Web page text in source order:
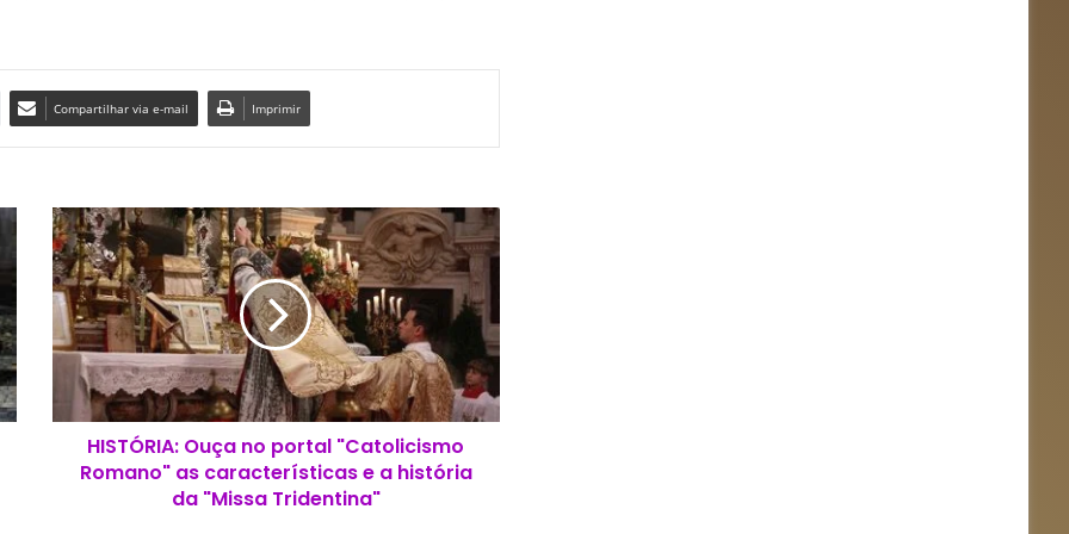
Compartilhar via e-mail Imprimir
H
I
S
T
Ó
R
:
HISTÓRIA: Ouça no portal "Catolicismo
Romano" as características e a história
da "Missa Tridentina"